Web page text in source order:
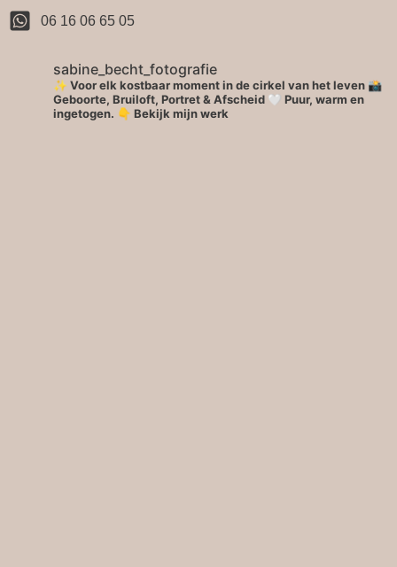
06 16 06 65 05
sabine_becht_fotografie
✨ Voor elk kostbaar moment in de cirkel van het leven 📸
Geboorte, Bruiloft, Portret & Afscheid 🤍 Puur, warm en
ingetogen. 👇 Bekijk mijn werk